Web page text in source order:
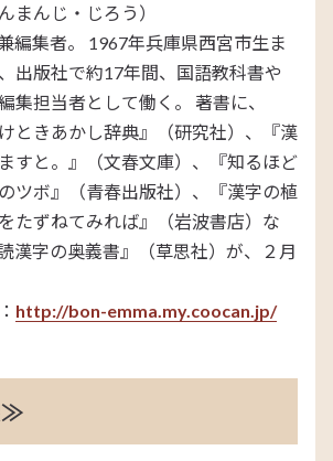
んまんじ・じろう）
編集者。 1967年兵庫県西宮市生ま
出版社で約17年間、国語教科書や
集担当者として働く。 著書に、
ときあかし辞典』（研究社）、『漢
すと。』（文春文庫）、『知るほど
ツボ』（青春出版社）、『漢字の植
たずねてみれば』（岩波書店）な
漢字の奥義書』（草思社）が、２月
http://bon-emma.my.coocan.jp/
≫